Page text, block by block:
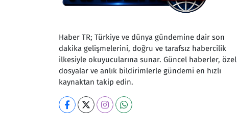
Haber TR; Türkiye ve dünya gündemine dair son
dakika gelişmelerini, doğru ve tarafsız habercilik
ilkesiyle okuyucularına sunar. Güncel haberler, özel
dosyalar ve anlık bildirimlerle gündemi en hızlı
kaynaktan takip edin.